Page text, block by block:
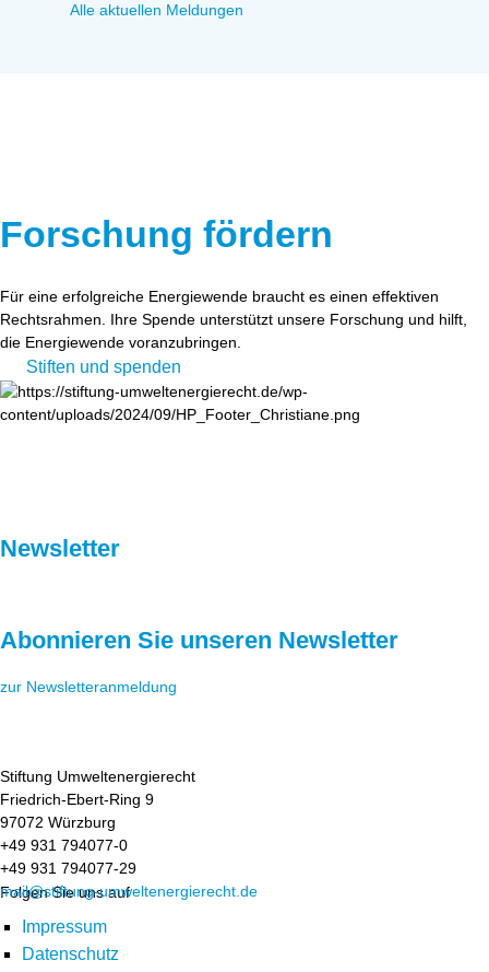
Alle aktuellen Meldungen
Forschung fördern
Für eine erfolgreiche Energiewende braucht es einen effektiven
Rechtsrahmen. Ihre Spende unterstützt unsere Forschung und hilft,
die Energiewende voranzubringen.
Stiften und spenden
Newsletter
Abonnieren Sie unseren Newsletter
zur Newsletteranmeldung
Stiftung Umweltenergierecht
Friedrich-Ebert-Ring 9
97072 Würzburg
+49 931 794077-0
+49 931 794077-29
mail@stiftung-umweltenergierecht.de
Folgen Sie uns auf
Impressum
Datenschutz